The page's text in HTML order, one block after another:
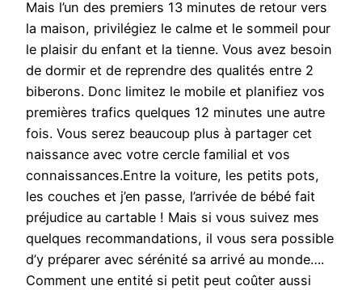
Mais l’un des premiers 13 minutes de retour vers
la maison, privilégiez le calme et le sommeil pour
le plaisir du enfant et la tienne. Vous avez besoin
de dormir et de reprendre des qualités entre 2
biberons. Donc limitez le mobile et planifiez vos
premières trafics quelques 12 minutes une autre
fois. Vous serez beaucoup plus à partager cet
naissance avec votre cercle familial et vos
connaissances.Entre la voiture, les petits pots,
les couches et j’en passe, l’arrivée de bébé fait
préjudice au cartable ! Mais si vous suivez mes
quelques recommandations, il vous sera possible
d’y préparer avec sérénité sa arrivé au monde….
Comment une entité si petit peut coûter aussi